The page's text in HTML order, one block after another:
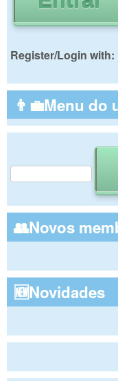
Register/Login with:
👨‍💼Menu do
Formulário
👥Novos
🆕Novidades